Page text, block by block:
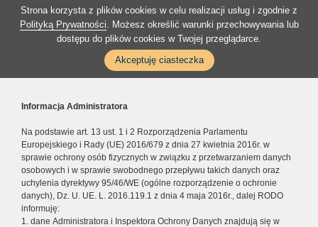
Strona korzysta z plików cookies w celu realizacji usług i zgodnie z
Polityką Prywatności. Możesz określić warunki przechowywania lub
dostępu do plików cookies w Twojej przeglądarce.
Akceptuję ciasteczka
Informacja Administratora
Na podstawie art. 13 ust. 1 i 2 Rozporządzenia Parlamentu
Europejskiego i Rady (UE) 2016/679 z dnia 27 kwietnia 2016r. w
sprawie ochrony osób fizycznych w związku z przetwarzaniem danych
osobowych i w sprawie swobodnego przepływu takich danych oraz
uchylenia dyrektywy 95/46/WE (ogólne rozporządzenie o ochronie
danych), Dz. U. UE. L. 2016.119.1 z dnia 4 maja 2016r., dalej RODO
informuję:
1. dane Administratora i Inspektora Ochrony Danych znajdują się w